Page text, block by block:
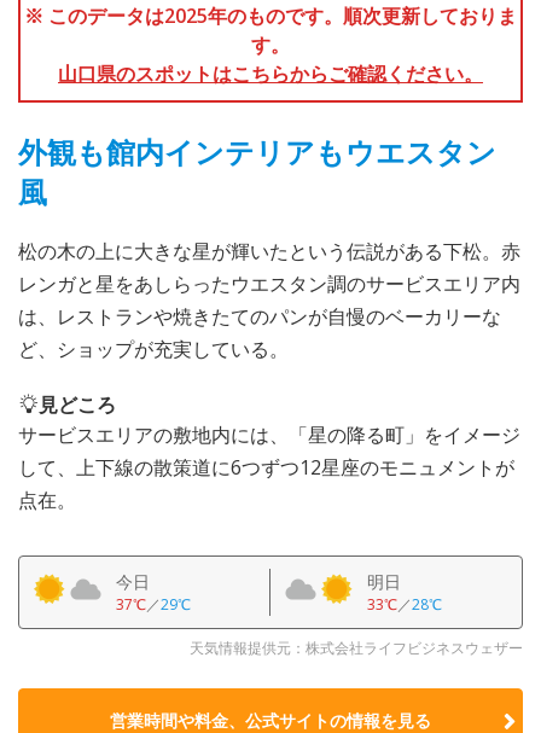
※ このデータは2025年のものです。順次更新しておりま
す。
山口県のスポットはこちらからご確認ください。
外観も館内インテリアもウエスタン
風
松の木の上に大きな星が輝いたという伝説がある下松。赤
レンガと星をあしらったウエスタン調のサービスエリア内
は、レストランや焼きたてのパンが自慢のベーカリーな
ど、ショップが充実している。
見どころ
サービスエリアの敷地内には、「星の降る町」をイメージ
して、上下線の散策道に6つずつ12星座のモニュメントが
点在。
今日
37℃／29℃
明日
33℃／28℃
天気情報提供元：株式会社ライフビジネスウェザー
営業時間や料金、公式サイトの情報を見る